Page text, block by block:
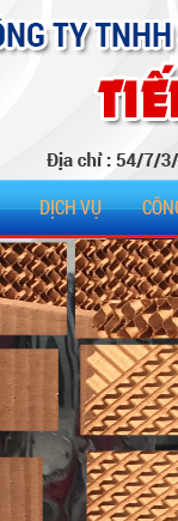
DỊCH VỤ